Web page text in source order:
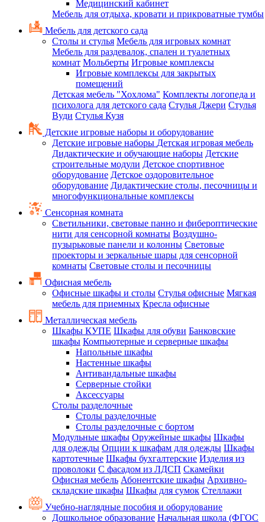
Медицинский кабинет
Мебель для отдыха, кровати и прикроватные тумбы
Мебель для детского сада
Столы и стулья Мебель для игровых комнат
Мебель для раздевалок, спален и туалетных
комнат Мольберты Игровые комплексы
Игровые комплексы для закрытых
помещений
Детская мебель "Хохлома" Комплекты логопеда и
психолога для детского сада Стулья Джери Стулья
Вуди Стулья Кузя
Детские игровые наборы и оборудование
Детские игровые наборы Детская игровая мебель
Дидактические и обучающие наборы Детские
строительные модули Детское спортивное
оборудование Детское оздоровительное
оборудование Дидактические столы, песочницы и
многофункциональные комплексы
Сенсорная комната
Светильники, световые панно и фибероптические
нити для сенсорной комнаты Воздушно-
пузырьковые панели и колонны Световые
проекторы и зеркальные шары для сенсорной
комнаты Световые столы и песочницы
Офисная мебель
Офисные шкафы и столы Стулья офисные Мягкая
мебель для приемных Кресла офисные
Металлическая мебель
Шкафы КУПЕ Шкафы для обуви Банковские
шкафы Компьютерные и серверные шкафы
Напольные шкафы
Настенные шкафы
Антивандальные шкафы
Серверные стойки
Аксессуары
Столы разделочные
Столы разделочные
Столы разделочные с бортом
Модульные шкафы Оружейные шкафы Шкафы
для одежды Опции к шкафам для одежды Шкафы
картотечные Шкафы бухгалтерские Изделия из
проволоки С фасадом из ЛДСП Скамейки
Офисная мебель Абонентские шкафы Архивно-
складские шкафы Шкафы для сумок Стеллажи
Учебно-наглядные пособия и оборудование
Дошкольное образование Начальная школа (ФГОС